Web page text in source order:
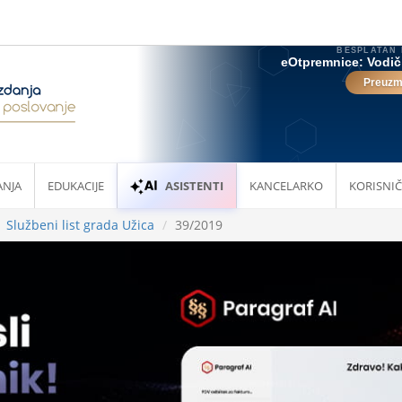
EDUKACIJE ASISTENTI KANCELARKO
Službeni list grada Užica 39/2019